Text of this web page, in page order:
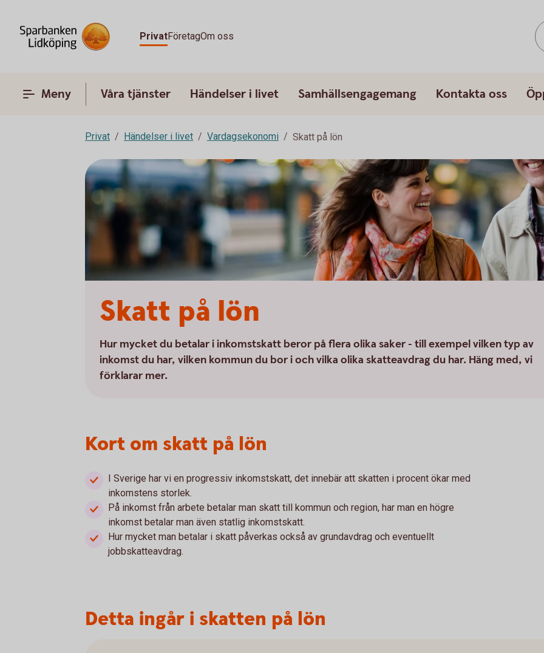
PrivatFöretagOm oss
Meny Våra tjänster Händelser i livet Samhällsengagemang Kontakta oss
Privat Händelser i livet Vardagsekonomi Skatt på lön
Skatt på lön
Hur mycket du betalar i inkomstskatt beror på flera olika saker - till exempel vilken typ av
inkomst du har, vilken kommun du bor i och vilka olika skatteavdrag du har. Häng med, vi
förklarar mer.
Kort om skatt på lön
I Sverige har vi en progressiv inkomstskatt, det innebär att skatten i procent ökar med
inkomstens storlek.
På inkomst från arbete betalar man skatt till kommun och region, har man en högre
inkomst betalar man även statlig inkomstskatt.
Hur mycket man betalar i skatt påverkas också av grundavdrag och eventuellt
jobbskatteavdrag.
Detta ingår i skatten på lön